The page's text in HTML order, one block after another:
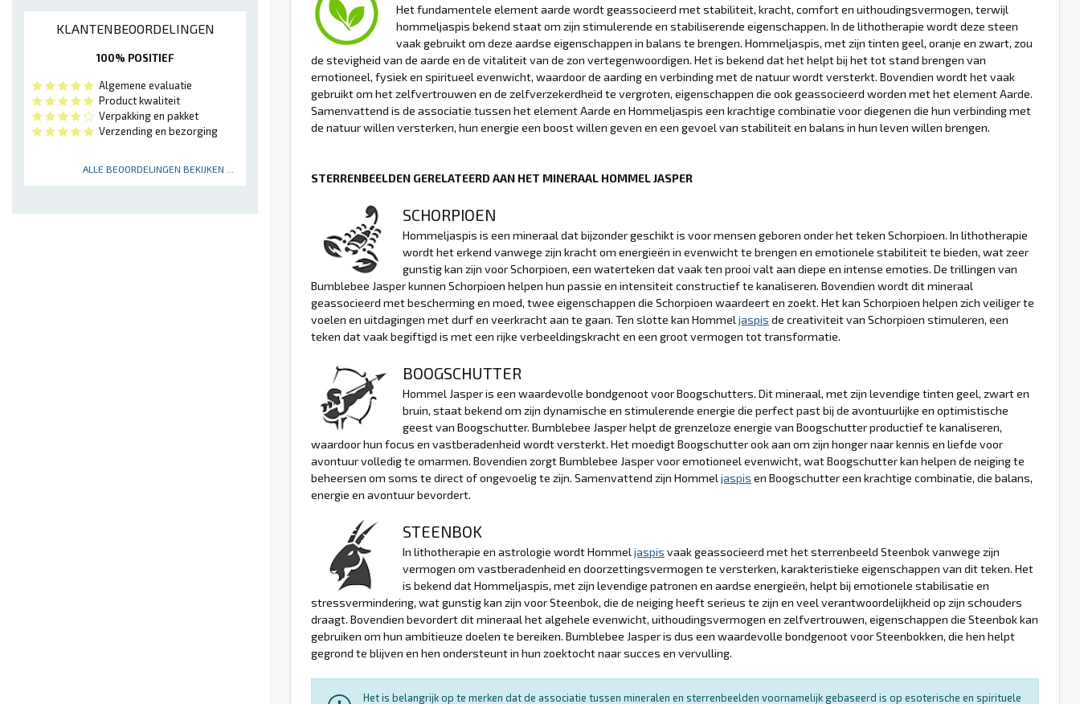
KLANTENBEOORDELINGEN
100% POSITIEF
Algemene evaluatie
Product kwaliteit
Verpakking en pakket
Verzending en bezorging
ALLE BEOORDELINGEN BEKIJKEN ...
Het fundamentele element aarde wordt geassocieerd met stabiliteit, kracht, comfort en uithoudingsvermogen, terwijl
hommeljaspis bekend staat om zijn stimulerende en stabiliserende eigenschappen. In de lithotherapie wordt deze steen
vaak gebruikt om deze aardse eigenschappen in balans te brengen. Hommeljaspis, met zijn tinten geel, oranje en zwart, zou
de stevigheid van de aarde en de vitaliteit van de zon vertegenwoordigen. Het is bekend dat het helpt bij het tot stand brengen van
emotioneel, fysiek en spiritueel evenwicht, waardoor de aarding en verbinding met de natuur wordt versterkt. Bovendien wordt het vaak
gebruikt om het zelfvertrouwen en de zelfverzekerdheid te vergroten, eigenschappen die ook geassocieerd worden met het element Aarde.
Samenvattend is de associatie tussen het element Aarde en Hommeljaspis een krachtige combinatie voor diegenen die hun verbinding met
de natuur willen versterken, hun energie een boost willen geven en een gevoel van stabiliteit en balans in hun leven willen brengen.
STERRENBEELDEN GERELATEERD AAN HET MINERAAL HOMMEL JASPER
SCHORPIOEN
Hommeljaspis is een mineraal dat bijzonder geschikt is voor mensen geboren onder het teken Schorpioen. In lithotherapie
wordt het erkend vanwege zijn kracht om energieën in evenwicht te brengen en emotionele stabiliteit te bieden, wat zeer
gunstig kan zijn voor Schorpioen, een waterteken dat vaak ten prooi valt aan diepe en intense emoties. De trillingen van
Bumblebee Jasper kunnen Schorpioen helpen hun passie en intensiteit constructief te kanaliseren. Bovendien wordt dit mineraal
geassocieerd met bescherming en moed, twee eigenschappen die Schorpioen waardeert en zoekt. Het kan Schorpioen helpen zich veiliger te
voelen en uitdagingen met durf en veerkracht aan te gaan. Ten slotte kan Hommeljaspis de creativiteit van Schorpioen stimuleren, een
teken dat vaak begiftigd is met een rijke verbeeldingskracht en een groot vermogen tot transformatie.
BOOGSCHUTTER
Hommel Jasper is een waardevolle bondgenoot voor Boogschutters. Dit mineraal, met zijn levendige tinten geel, zwart en
bruin, staat bekend om zijn dynamische en stimulerende energie die perfect past bij de avontuurlijke en optimistische
geest van Boogschutter. Bumblebee Jasper helpt de grenzeloze energie van Boogschutter productief te kanaliseren,
waardoor hun focus en vastberadenheid wordt versterkt. Het moedigt Boogschutter ook aan om zijn honger naar kennis en liefde voor
avontuur volledig te omarmen. Bovendien zorgt Bumblebee Jasper voor emotioneel evenwicht, wat Boogschutter kan helpen de neiging te
beheersen om soms te direct of ongevoelig te zijn. Samenvattend zijn Hommeljaspis en Boogschutter een krachtige combinatie, die balans,
energie en avontuur bevordert.
STEENBOK
In lithotherapie en astrologie wordt Hommeljaspis vaak geassocieerd met het sterrenbeeld Steenbok vanwege zijn
vermogen om vastberadenheid en doorzettingsvermogen te versterken, karakteristieke eigenschappen van dit teken. Het
is bekend dat Hommeljaspis, met zijn levendige patronen en aardse energieën, helpt bij emotionele stabilisatie en
stressvermindering, wat gunstig kan zijn voor Steenbok, die de neiging heeft serieus te zijn en veel verantwoordelijkheid op zijn schouders
draagt. Bovendien bevordert dit mineraal het algehele evenwicht, uithoudingsvermogen en zelfvertrouwen, eigenschappen die Steenbok kan
gebruiken om hun ambitieuze doelen te bereiken. Bumblebee Jasper is dus een waardevolle bondgenoot voor Steenbokken, die hen helpt
gegrond te blijven en hen ondersteunt in hun zoektocht naar succes en vervulling.
Het is belangrijk op te merken dat de associatie tussen mineralen en sterrenbeelden voornamelijk gebaseerd is op esoterische en spirituele